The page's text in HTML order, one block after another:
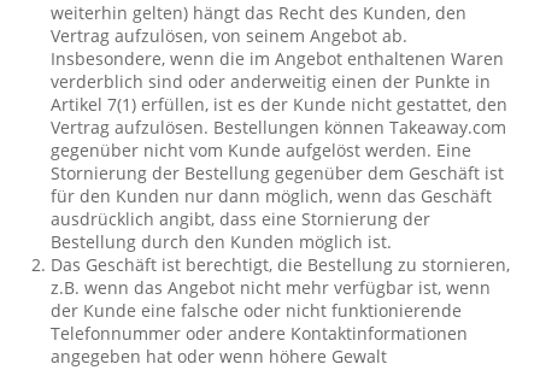
weiterhin gelten) hängt das Recht des Kunden, den
Vertrag aufzulösen, von seinem Angebot ab.
Insbesondere, wenn die im Angebot enthaltenen Waren
verderblich sind oder anderweitig einen der Punkte in
Artikel 7(1) erfüllen, ist es der Kunde nicht gestattet, den
Vertrag aufzulösen. Bestellungen können Takeaway.com
gegenüber nicht vom Kunde aufgelöst werden. Eine
Stornierung der Bestellung gegenüber dem Geschäft ist
für den Kunden nur dann möglich, wenn das Geschäft
ausdrücklich angibt, dass eine Stornierung der
Bestellung durch den Kunden möglich ist.
Das Geschäft ist berechtigt, die Bestellung zu stornieren,
z.B. wenn das Angebot nicht mehr verfügbar ist, wenn
der Kunde eine falsche oder nicht funktionierende
Telefonnummer oder andere Kontaktinformationen
angegeben hat oder wenn höhere Gewalt